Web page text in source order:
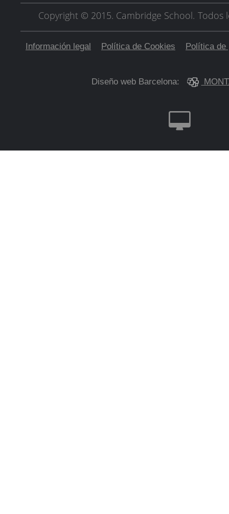
Copyright © 2015. Cambridge School. Todos
Información legal Política de Cookies Política de
Diseño web Barcelona: